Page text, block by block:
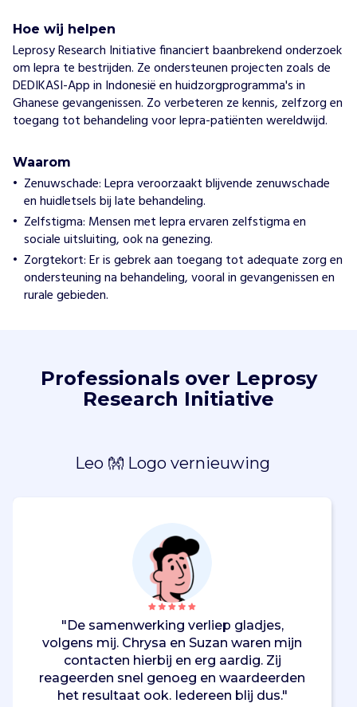
Hoe wij helpen
Leprosy Research Initiative financiert baanbrekend onderzoek
om lepra te bestrijden. Ze ondersteunen projecten zoals de
DEDIKASI-App in Indonesië en huidzorgprogramma's in
Ghanese gevangenissen. Zo verbeteren ze kennis, zelfzorg en
toegang tot behandeling voor lepra-patiënten wereldwijd.
Waarom
Zenuwschade: Lepra veroorzaakt blijvende zenuwschade
en huidletsels bij late behandeling.
Zelfstigma: Mensen met lepra ervaren zelfstigma en
sociale uitsluiting, ook na genezing.
Zorgtekort: Er is gebrek aan toegang tot adequate zorg en
ondersteuning na behandeling, vooral in gevangenissen en
rurale gebieden.
Professionals over Leprosy
Research Initiative
Leo 👐 Logo vernieuwing
"De samenwerking verliep gladjes,
volgens mij. Chrysa en Suzan waren mijn
contacten hierbij en erg aardig. Zij
reageerden snel genoeg en waardeerden
het resultaat ook. Iedereen blij dus."